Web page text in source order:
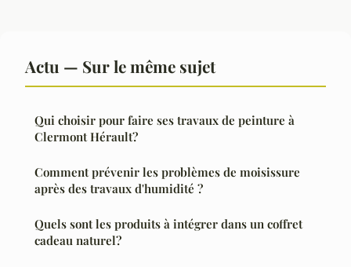
Actu — Sur le même sujet
Qui choisir pour faire ses travaux de peinture à
Clermont Hérault?
Comment prévenir les problèmes de moisissure
après des travaux d'humidité ?
Quels sont les produits à intégrer dans un coffret
cadeau naturel?